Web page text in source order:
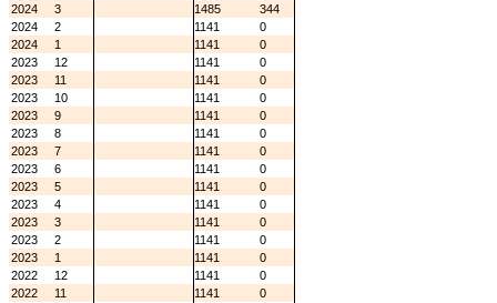
2024
3 1485
344
2024
2 1141
0
2024
1 1141
0
2023
12 1141
0
2023
11 1141
0
2023
10 1141
0
2023
9 1141
0
2023
8 1141
0
2023
7 1141
0
2023
6 1141
0
2023
5 1141
0
2023
4 1141
0
2023
3 1141
0
2023
2 1141
0
2023
1 1141
0
2022
12 1141
0
2022
11 1141
0